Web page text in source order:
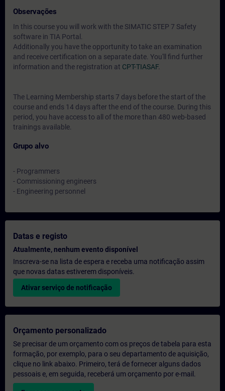
Observações
In this course you will work with the SIMATIC STEP 7 Safety
software in TIA Portal.
Additionally you have the opportunity to take an examination
and receive certification on a separate date. You'll find further
information and the registration at CPT-TIASAF.
The Learning Membership starts 7 days before the start of the
course and ends 14 days after the end of the course. During this
period, you have access to all of the more than 480 web-based
trainings available.
Grupo alvo
- Programmers
- Commissioning engineers
- Engineering personnel
Datas e registo
Atualmente, nenhum evento disponível
Inscreva-se na lista de espera e receba uma notificação assim
que novas datas estiverem disponíveis.
Ativar serviço de notificação
Orçamento personalizado
Se precisar de um orçamento com os preços de tabela para esta
formação, por exemplo, para o seu departamento de aquisição,
clique no link abaixo. Primeiro, terá de fornecer alguns dados
pessoais e, em seguida, receberá um orçamento por e-mail.